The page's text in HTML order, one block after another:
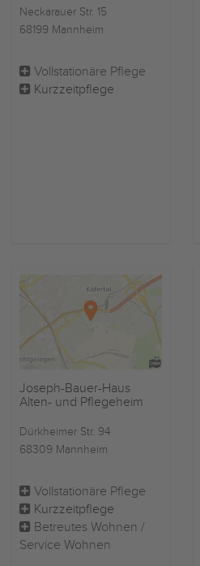
Neckarauer Str. 15
68199 Mannheim
Vollstationäre Pflege
Kurzzeitpflege
Joseph-Bauer-Haus
Alten- und Pflegeheim
Dürkheimer Str. 94
68309 Mannheim
Vollstationäre Pflege
Kurzzeitpflege
Betreutes Wohnen /
Service Wohnen